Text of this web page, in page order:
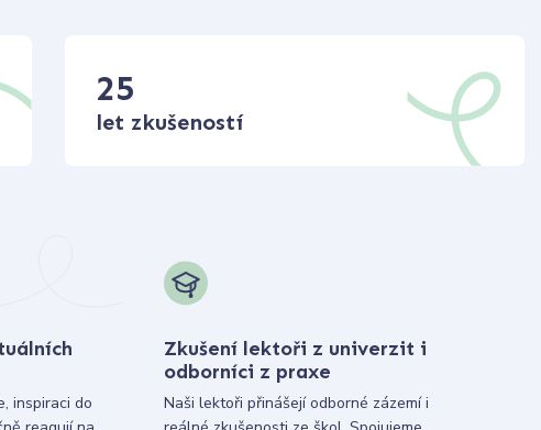
25
let zkušeností
inspiraci do
Zkušení lektoři z univerzit i
odborníci z praxe
Naši lektoři přinášejí odborné zázemí i